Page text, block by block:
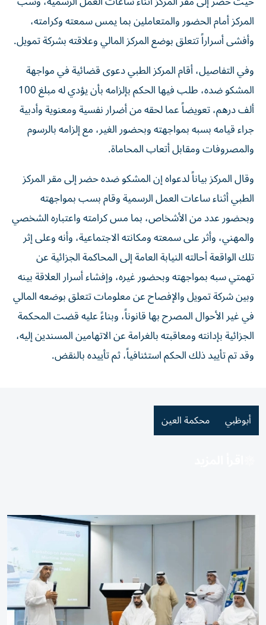
المركز أمام الحضور والمتعاملين بما يمس سمعته وكرامته،
وأفشى أسراراً تتعلق بوضع المركز المالي وعلاقته بشركة تمويل.
وفي التفاصيل، أقام المركز الطبي دعوى قضائية في مواجهة
المشكو ضده، طلب فيها الحكم بإلزامه بأن يؤدي له مبلغ 100
ألف درهم، تعويضاً عما لحقه من أضرار نفسية ومعنوية وأدبية
جراء قيامه بسبه بمواجهته وبحضور الغير، مع إلزامه بالرسوم
والمصروفات ومقابل أتعاب المحاماة.
وقال المركز بياناً لدعواه إن المشكو ضده حضر إلى مقر المركز
الطبي أثناء ساعات العمل الرسمية وقام بسب بمواجهته
وبحضور عدد من الأشخاص، بما مس كرامته واعتباره الشخصي
والمهني، وأثر على سمعته ومكانته الاجتماعية، وأنه وعلى إثر
تلك الواقعة أحالته النيابة العامة إلى المحاكمة الجزائية عن
تهمتي سبه بمواجهته وبحضور غيره، وإفشاء أسرار العلاقة بينه
وبين شركة تمويل والإفصاح عن معلومات تتعلق بوضعه المالي
في غير الأحوال المصرح بها قانوناً، وبناءً عليه قضت المحكمة
الجزائية بإدانته ومعاقبته بالغرامة عن الاتهامين المسندين إليه،
وقد تم تأييد ذلك الحكم استئنافياً، ثم تأييده بالنقض.
أبوظبي محكمة العين